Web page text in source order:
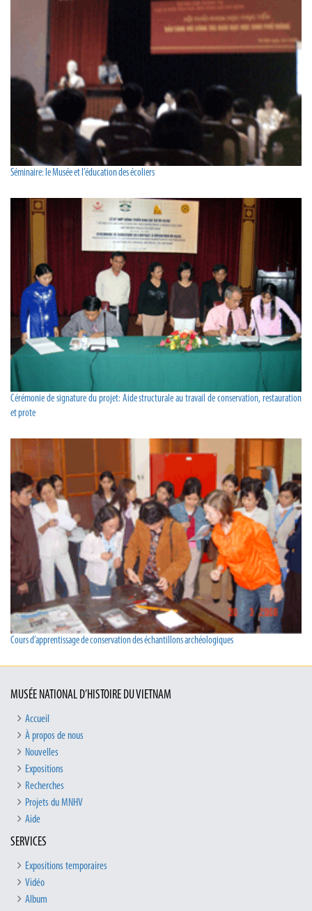
Séminaire: le Musée et l’éducation des écoliers
Cérémonie de signature du projet: Aide structurale au travail de conservation, restauration
et prote
Cours d’apprentissage de conservation des échantillons archéologiques
MUSÉE NATIONAL D’HISTOIRE DU VIETNAM
Accueil
À propos de nous
Nouvelles
Expositions
Recherches
Projets du MNHV
Aide
SERVICES
Expositions temporaires
Vidéo
Album